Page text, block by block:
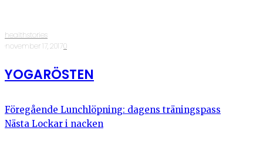
healthstories
·november 17, 2017·0
YOGARÖSTEN
Föregående Lunchlöpning: dagens träningspass
Nästa Lockar i nacken